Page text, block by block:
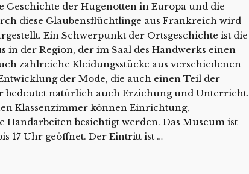
Geschichte der Hugenotten in Europa und die
diese Glaubensflüchtlinge aus Frankreich wird
Ein Schwerpunkt der Ortsgeschichte ist die
in der Region, der im Saal des Handwerks einen
zahlreiche Kleidungsstücke aus verschiedenen
der Mode, die auch einen Teil der
bedeutet natürlich auch Erziehung und Unterricht.
Klassenzimmer können Einrichtung,
besichtigt werden. Das Museum ist
17 Uhr geöffnet. Der Eintritt ist …